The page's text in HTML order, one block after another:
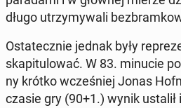
długo utrzy­my­wa­li
Osta­tecz­nie jednak były
ska­pi­tu­lo­wać. W 83. minucie
ny krótko wcze­śniej Jonas
czasie gry (90+1.) wynik